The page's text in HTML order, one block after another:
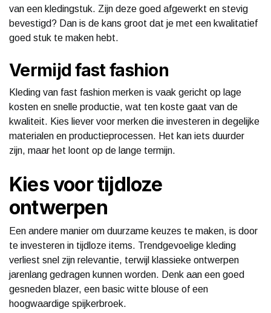
van een kledingstuk. Zijn deze goed afgewerkt en stevig
bevestigd? Dan is de kans groot dat je met een kwalitatief
goed stuk te maken hebt.
Vermijd fast fashion
Kleding van fast fashion merken is vaak gericht op lage
kosten en snelle productie, wat ten koste gaat van de
kwaliteit. Kies liever voor merken die investeren in degelijke
materialen en productieprocessen. Het kan iets duurder
zijn, maar het loont op de lange termijn.
Kies voor tijdloze
ontwerpen
Een andere manier om duurzame keuzes te maken, is door
te investeren in tijdloze items. Trendgevoelige kleding
verliest snel zijn relevantie, terwijl klassieke ontwerpen
jarenlang gedragen kunnen worden. Denk aan een goed
gesneden blazer, een basic witte blouse of een
hoogwaardige spijkerbroek.